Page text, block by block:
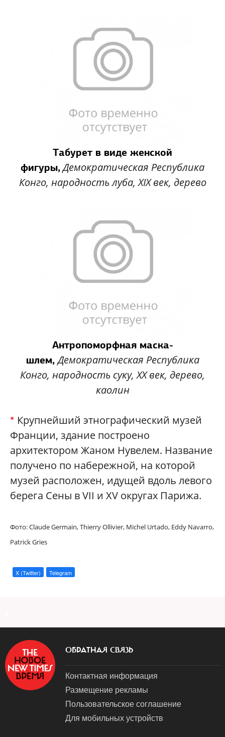
Табурет в виде женской
фигуры,Демократическая Республика
Конго, народность луба, XIX век, дерево
Антропоморфная маска-
шлем, Демократическая Республика
Конго, народность суку, XX век, дерево,
каолин
* Крупнейший этнографический музей
Франции, здание построено
архитектором Жаном Нувелем. Название
получено по набережной, на которой
музей расположен, идущей вдоль левого
берега Сены в VII и XV округах Парижа.
Фото: Claude Germain, Thierry Ollivier, Michel Urtado, Eddy Navarro,
Patrick Gries
X (Twitter) Telegram
ОБРАТНАЯ СВЯЗЬ
Контактная информация
Размещение рекламы
Пользовательское соглашение
Для мобильных устройств